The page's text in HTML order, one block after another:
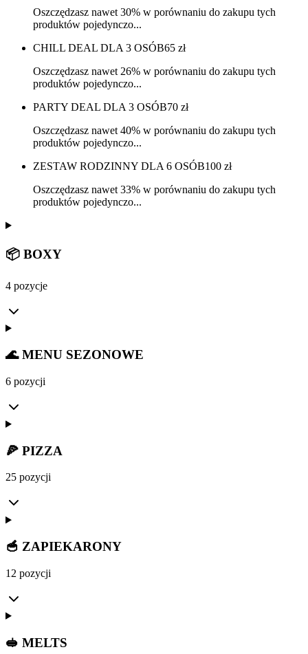
Oszczędzasz nawet 30% w porównaniu do zakupu tych
produktów pojedynczo...
CHILL DEAL DLA 3 OSÓB65 zł
Oszczędzasz nawet 26% w porównaniu do zakupu tych
produktów pojedynczo...
PARTY DEAL DLA 3 OSÓB70 zł
Oszczędzasz nawet 40% w porównaniu do zakupu tych
produktów pojedynczo...
ZESTAW RODZINNY DLA 6 OSÓB100 zł
Oszczędzasz nawet 33% w porównaniu do zakupu tych
produktów pojedynczo...
📦 BOXY
4 pozycje
🌊 MENU SEZONOWE
6 pozycji
🍕 PIZZA
25 pozycji
🥣 ZAPIEKARONY
12 pozycji
🥪 MELTS